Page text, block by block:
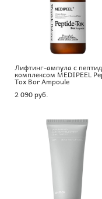
Лифтинг-ампула с
комплексом MEDIPEEL
Tox Bor Ampoule
2 090 pуб.